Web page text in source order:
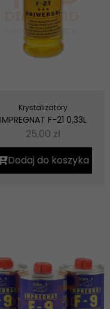
Krystalizatory
IMPREGNAT F-21 0,33L
25,00 zł
Dodaj do koszyka